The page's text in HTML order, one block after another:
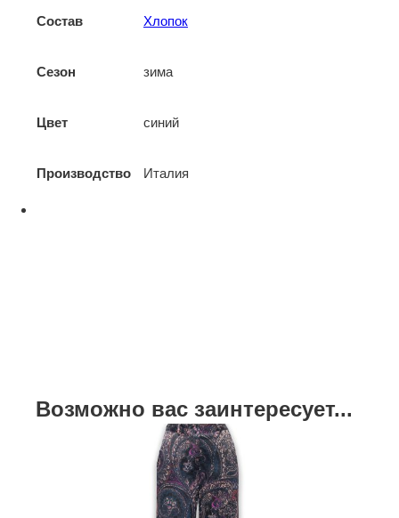
Состав Хлопок
Сезон зима
Цвет синий
Производство Италия
Возможно вас заинтересует...